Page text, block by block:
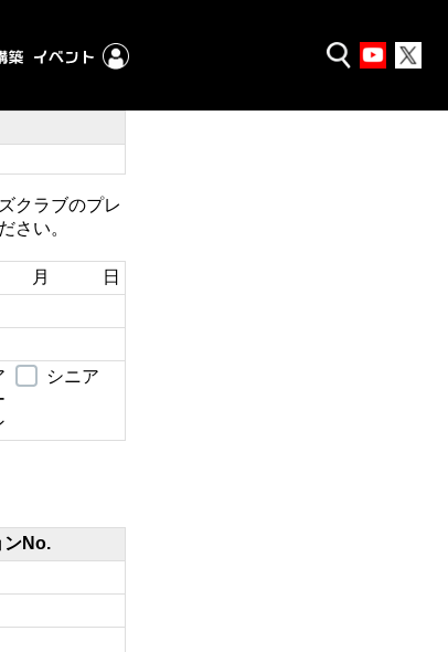
クラブのプレ
さい。
月 日
シニア
ンNo.